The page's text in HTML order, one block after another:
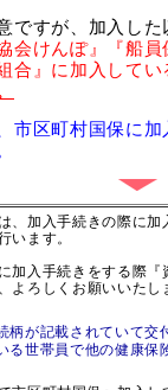
ですが、加入した
会けんぽ』『船
合』に加入してい
市区町村国保に
、加入手続きの際に
います。
加入手続きをする際
よろしくお願いいたし
柄が記載されていて交
る世帯員で他の健康